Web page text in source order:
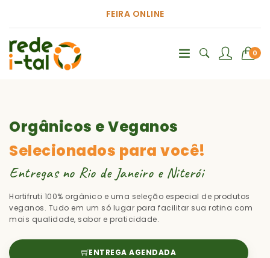
FEIRA ONLINE
0
Orgânicos e Veganos
Selecionados para você!
Entregas no Rio de Janeiro e Niterói
Hortifruti 100% orgânico e uma seleção especial de produtos
veganos. Tudo em um só lugar para facilitar sua rotina com
mais qualidade, sabor e praticidade.
ENTREGA AGENDADA